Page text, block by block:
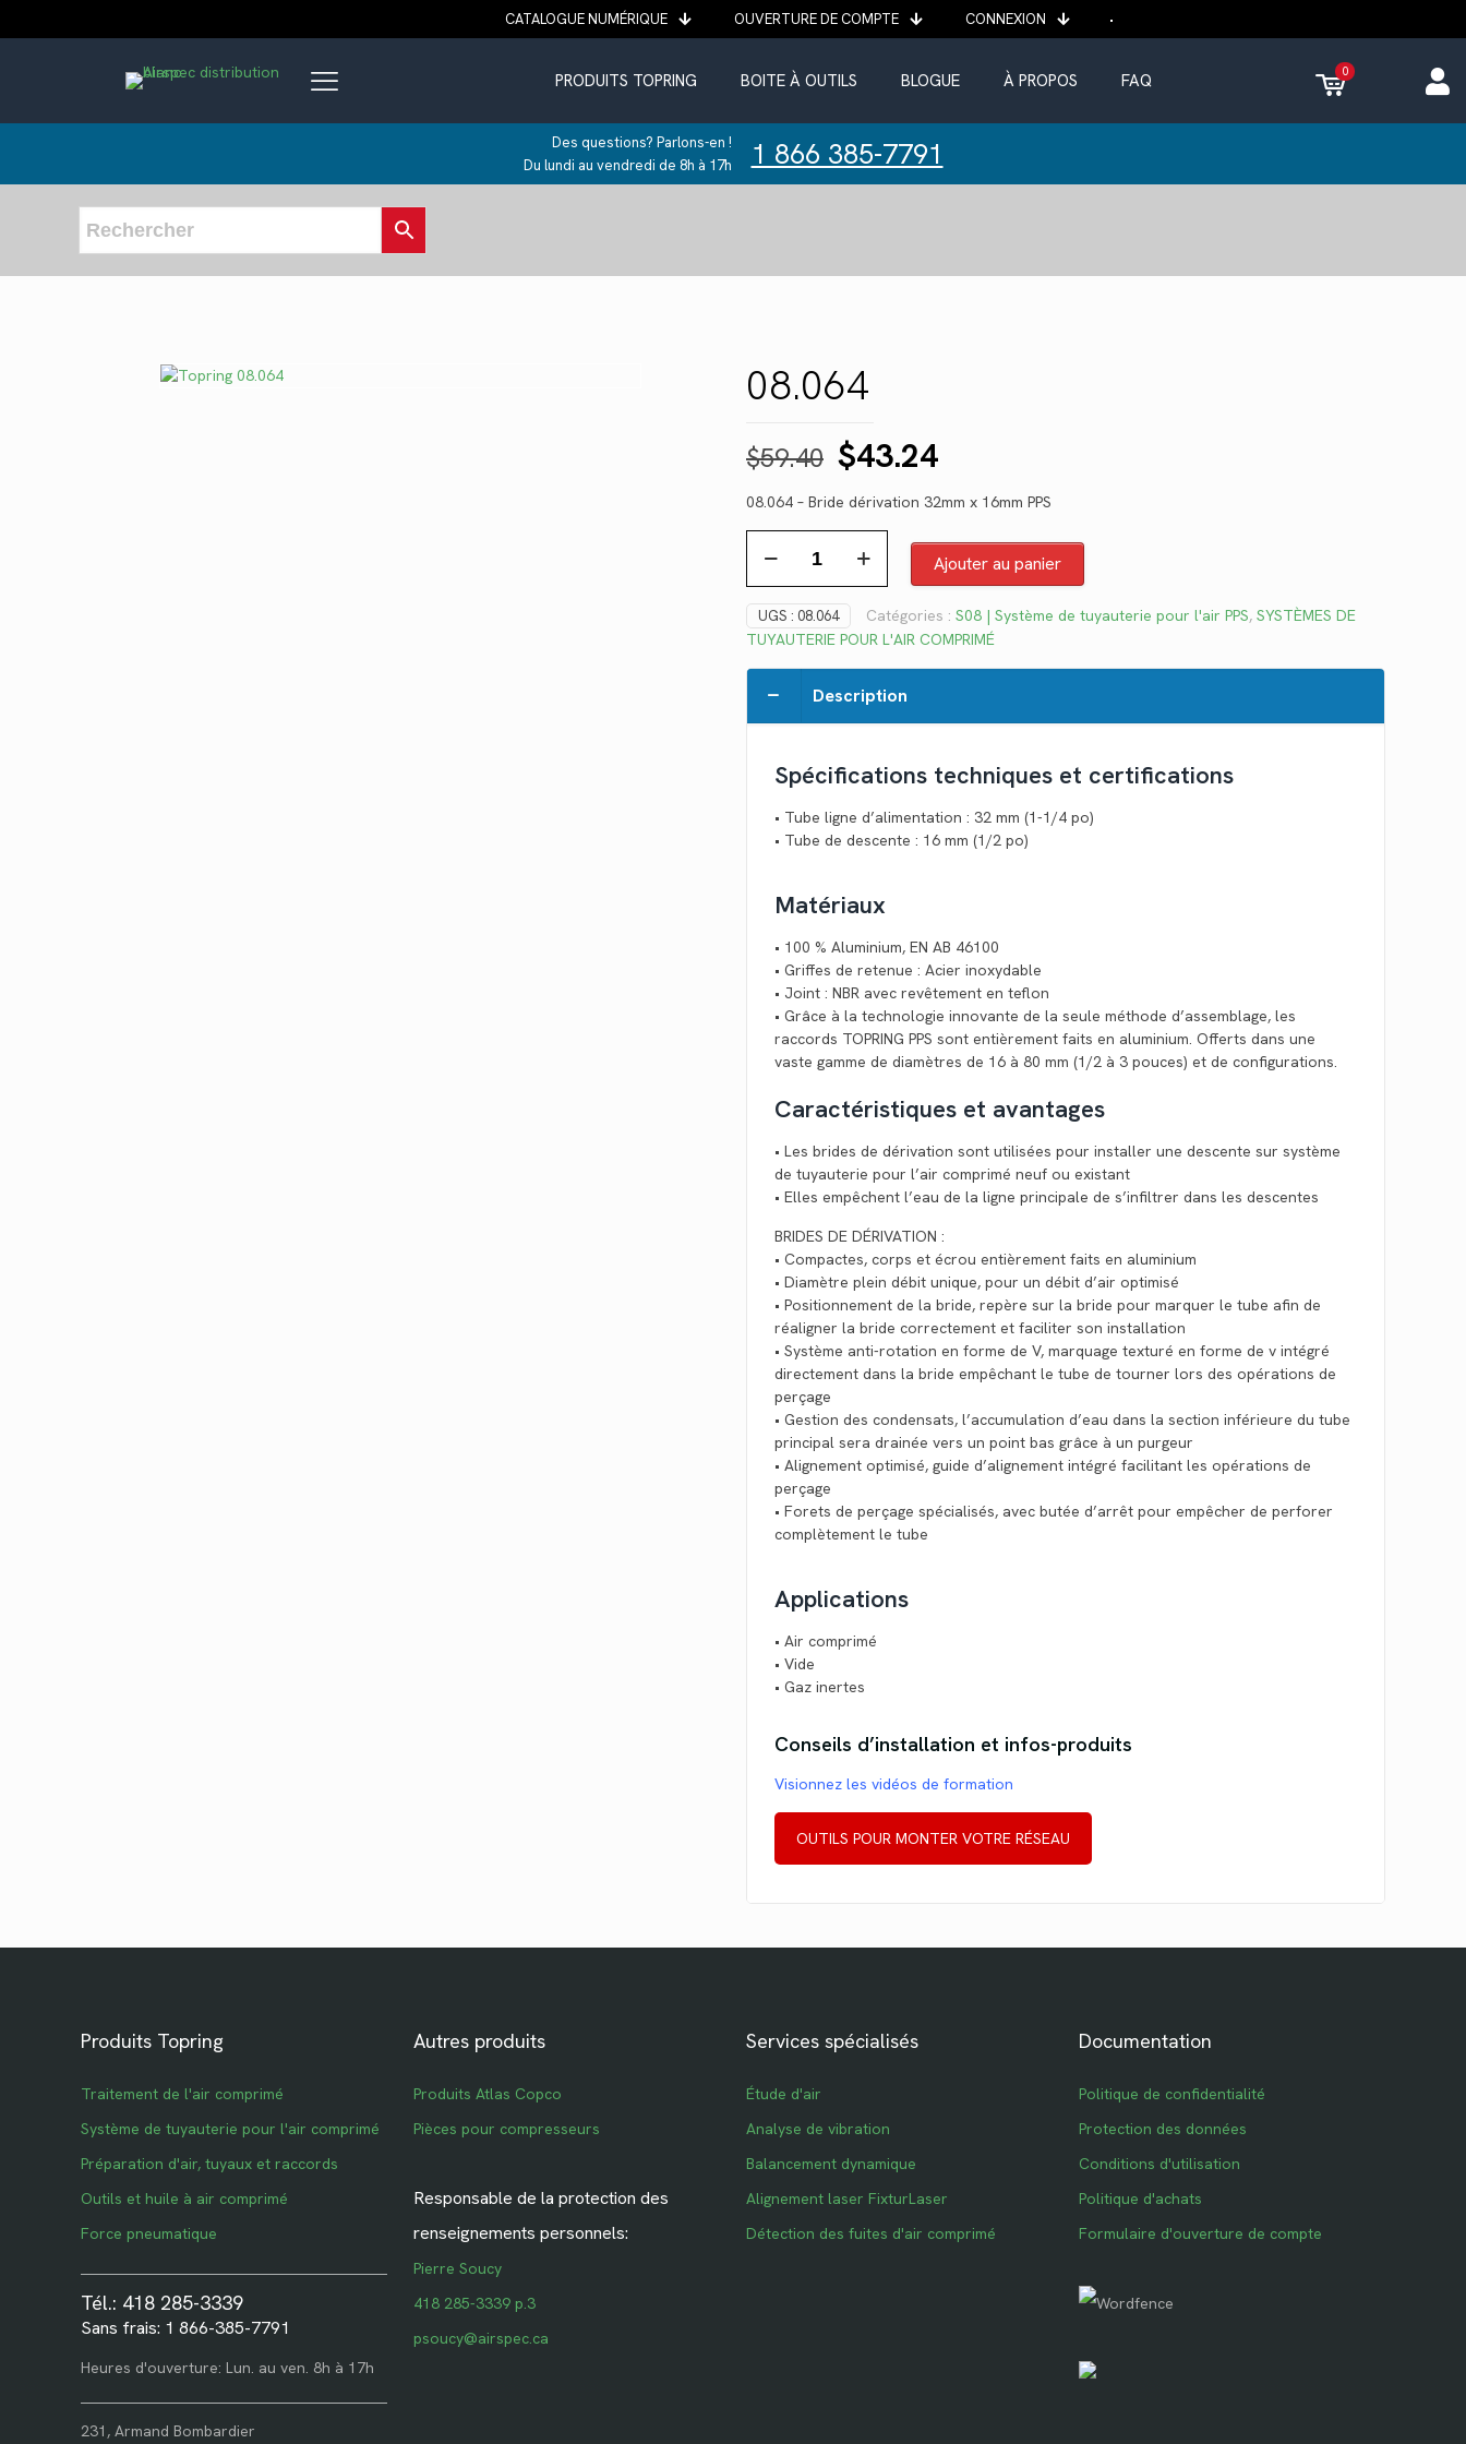
CATALOGUE NUMÉRIQUE OUVERTURE DE COMPTE CONNEXION
PRODUITS TOPRING BOITE À OUTILS BLOGUE À PROPOS FAQ 0
Des questions? Parlons-en !
Du lundi au vendredi de 8h à 17h
1 866 385-7791
08.064
$59.40 Le
prix
initial
était :
$59.40.
$43.24Le
prix
actuel
est :
$43.24.
08.064 – Bride dérivation 32mm x 16mm PPS
08.064
Ajouter au panier
UGS : 08.064 Catégories : S08 | Système de tuyauterie pour l'air PPS, SYSTÈMES DE
TUYAUTERIE POUR L'AIR COMPRIMÉ
Description
Spécifications techniques et certifications
• Tube ligne d’alimentation : 32 mm (1-1/4 po)
• Tube de descente : 16 mm (1/2 po)
Matériaux
• 100 % Aluminium, EN AB 46100
• Griffes de retenue : Acier inoxydable
• Joint : NBR avec revêtement en teflon
• Grâce à la technologie innovante de la seule méthode d’assemblage, les
raccords TOPRING PPS sont entièrement faits en aluminium. Offerts dans une
vaste gamme de diamètres de 16 à 80 mm (1/2 à 3 pouces) et de configurations.
Caractéristiques et avantages
• Les brides de dérivation sont utilisées pour installer une descente sur système
de tuyauterie pour l’air comprimé neuf ou existant
• Elles empêchent l’eau de la ligne principale de s’infiltrer dans les descentes
BRIDES DE DÉRIVATION :
• Compactes, corps et écrou entièrement faits en aluminium
• Diamètre plein débit unique, pour un débit d’air optimisé
• Positionnement de la bride, repère sur la bride pour marquer le tube afin de
réaligner la bride correctement et faciliter son installation
• Système anti-rotation en forme de V, marquage texturé en forme de v intégré
directement dans la bride empêchant le tube de tourner lors des opérations de
perçage
• Gestion des condensats, l’accumulation d’eau dans la section inférieure du tube
principal sera drainée vers un point bas grâce à un purgeur
• Alignement optimisé, guide d’alignement intégré facilitant les opérations de
perçage
• Forets de perçage spécialisés, avec butée d’arrêt pour empêcher de perforer
complètement le tube
Applications
• Air comprimé
• Vide
• Gaz inertes
Conseils d’installation et infos-produits
Visionnez les vidéos de formation
OUTILS POUR MONTER VOTRE RÉSEAU
Produits Topring
Traitement de l'air comprimé
Système de tuyauterie pour l'air comprimé
Préparation d'air, tuyaux et raccords
Outils et huile à air comprimé
Force pneumatique
Tél.: 418 285-3339
Sans frais: 1 866-385-7791
Heures d'ouverture: Lun. au ven. 8h à 17h
231, Armand Bombardier
Autres produits
Produits Atlas Copco
Pièces pour compresseurs
Responsable de la protection des
renseignements personnels:
Pierre Soucy
418 285-3339 p.3
psoucy@airspec.ca
Services spécialisés
Étude d'air
Analyse de vibration
Balancement dynamique
Alignement laser FixturLaser
Détection des fuites d'air comprimé
Documentation
Politique de confidentialité
Protection des données
Conditions d'utilisation
Politique d'achats
Formulaire d'ouverture de compte